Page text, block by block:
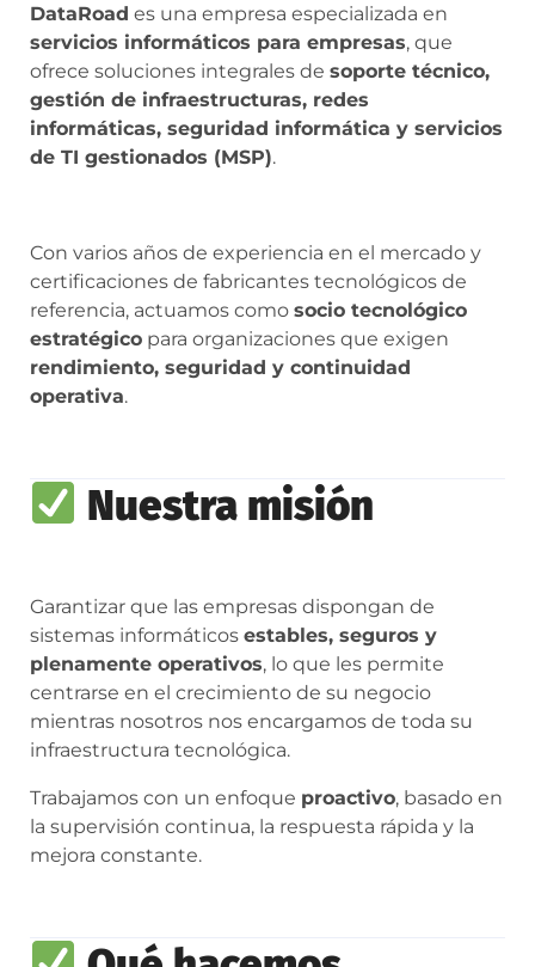
DataRoad es una empresa especializada en
servicios informáticos para empresas, que
ofrece soluciones integrales de soporte técnico,
gestión de infraestructuras, redes
informáticas, seguridad informática y servicios
de TI gestionados (MSP).
Con varios años de experiencia en el mercado y
certificaciones de fabricantes tecnológicos de
referencia, actuamos como socio tecnológico
estratégico para organizaciones que exigen
rendimiento, seguridad y continuidad
operativa.
Nuestra misión
Garantizar que las empresas dispongan de
sistemas informáticos estables, seguros y
plenamente operativos, lo que les permite
centrarse en el crecimiento de su negocio
mientras nosotros nos encargamos de toda su
infraestructura tecnológica.
Trabajamos con un enfoque proactivo, basado en
la supervisión continua, la respuesta rápida y la
mejora constante.